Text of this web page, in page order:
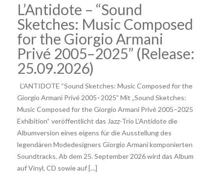
L’Antidote – “Sound
Sketches: Music Composed
for the Giorgio Armani
Privé 2005–2025” (Release:
25.09.2026)
L’ANTIDOTE “Sound Sketches: Music Composed for the
Giorgio Armani Privé 2005–2025” Mit „Sound Sketches:
Music Composed for the Giorgio Armani Privé 2005–2025
Exhibition“ veröffentlicht das Jazz-Trio L’Antidote die
Albumversion eines eigens für die Ausstellung des
legendären Modedesigners Giorgio Armani komponierten
Soundtracks. Ab dem 25. September 2026 wird das Album
auf Vinyl, CD sowie auf […]